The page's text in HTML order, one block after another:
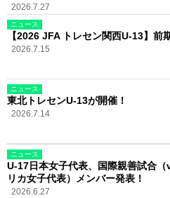
2026.7.27
ニュース
【2026 JFA トレセン関西U-13】前
2026.7.15
ニュース
東北トレセンU-13が開催！
2026.7.14
ニュース
U-17日本女子代表、国際親善試合（
リカ女子代表）メンバー発表！
2026.6.27